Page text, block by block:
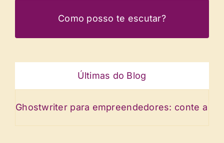
Como posso te escutar?
Últimas do Blog
para empreendedores: conte a história